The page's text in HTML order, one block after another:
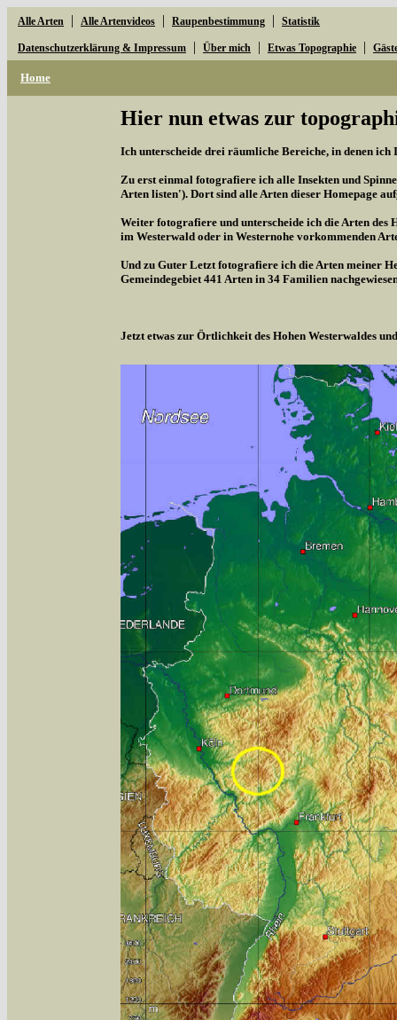
Alle Arten | Alle Artenvideos | Raupenbestimmung | Statistik
Datenschutzerklärung & Impressum | Über mich | Etwas Topographie |
Home
Hier nun etwas zur
Ich unterscheide drei räumliche Bereiche, in denen ich
Zu erst einmal fotografiere ich alle Insekten und
Arten listen'). Dort sind alle Arten dieser Homepage
Weiter fotografiere und unterscheide ich die Arten des
im Westerwald oder in Westernohe vorkommenden
Und zu Guter Letzt fotografiere ich die Arten meiner
Gemeindegebiet 441 Arten in 34 Familien
Jetzt etwas zur Örtlichkeit des Hohen Westerwaldes